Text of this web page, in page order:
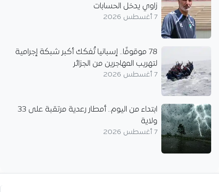
زاوي يدخل الحسابات
7 أغسطس 2026
78 موقوفًا.. إسبانيا تُفكك أكبر شبكة إجرامية
لتهريب المهاجرين من الجزائر
7 أغسطس 2026
ابتداء من اليوم.. أمطار رعدية مرتقبة على 33
ولاية
7 أغسطس 2026